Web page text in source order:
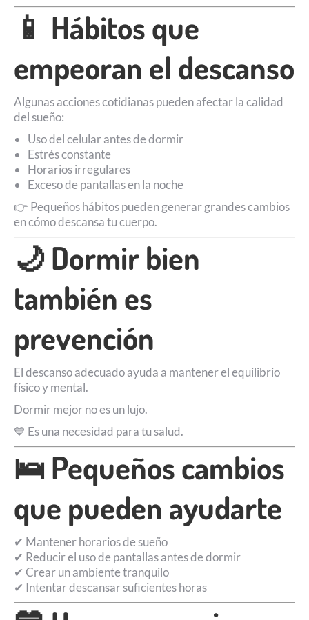
📱 Hábitos que
empeoran el descanso
Algunas acciones cotidianas pueden afectar la calidad
del sueño:
Uso del celular antes de dormir
Estrés constante
Horarios irregulares
Exceso de pantallas en la noche
👉 Pequeños hábitos pueden generar grandes cambios
en cómo descansa tu cuerpo.
🌙 Dormir bien
también es
prevención
El descanso adecuado ayuda a mantener el equilibrio
físico y mental.
Dormir mejor no es un lujo.
💙 Es una necesidad para tu salud.
🛌 Pequeños cambios
que pueden ayudarte
✔ Mantener horarios de sueño
✔ Reducir el uso de pantallas antes de dormir
✔ Crear un ambiente tranquilo
✔ Intentar descansar suficientes horas